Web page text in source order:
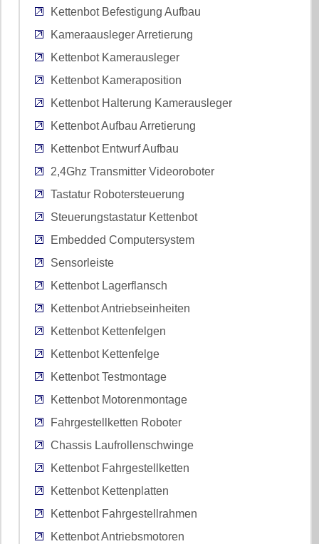
Kettenbot Befestigung Aufbau
Kameraausleger Arretierung
Kettenbot Kamerausleger
Kettenbot Kameraposition
Kettenbot Halterung Kamerausleger
Kettenbot Aufbau Arretierung
Kettenbot Entwurf Aufbau
2,4Ghz Transmitter Videoroboter
Tastatur Robotersteuerung
Steuerungstastatur Kettenbot
Embedded Computersystem
Sensorleiste
Kettenbot Lagerflansch
Kettenbot Antriebseinheiten
Kettenbot Kettenfelgen
Kettenbot Kettenfelge
Kettenbot Testmontage
Kettenbot Motorenmontage
Fahrgestellketten Roboter
Chassis Laufrollenschwinge
Kettenbot Fahrgestellketten
Kettenbot Kettenplatten
Kettenbot Fahrgestellrahmen
Kettenbot Antriebsmotoren